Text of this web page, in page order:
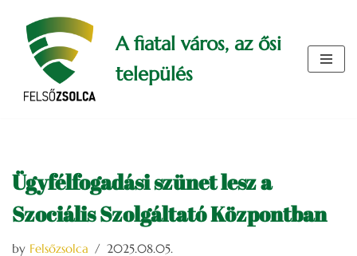
Skip
content
A fiatal város, az ősi
település
Ügyfélfogadási szünet lesz a
Szociális Szolgáltató Központban
by Felsőzsolca 2025.08.05.